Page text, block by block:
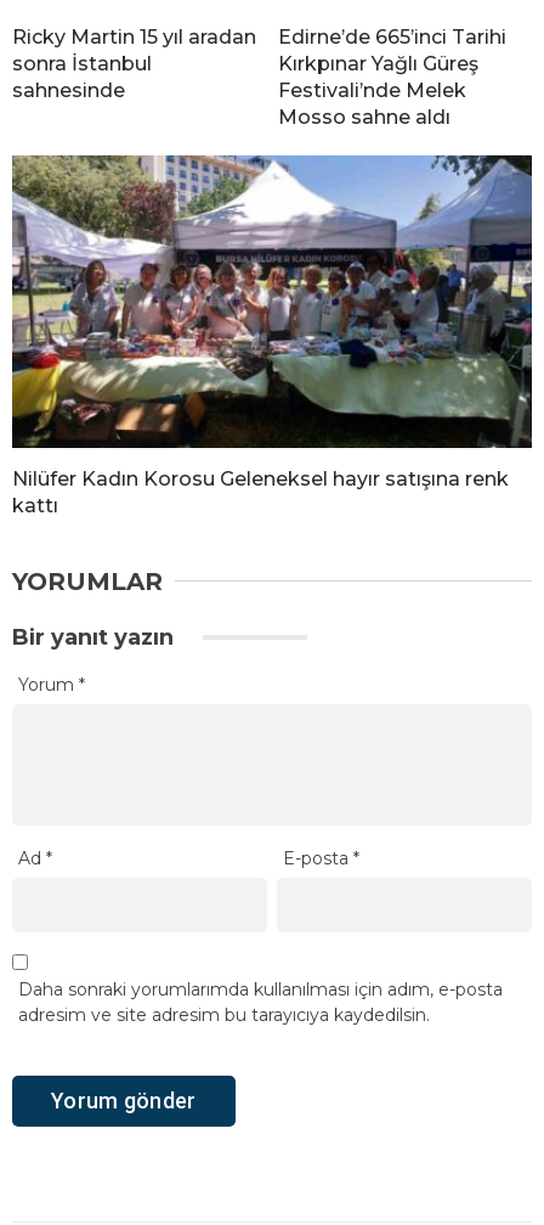
Ricky Martin 15 yıl aradan
sonra İstanbul
sahnesinde
Edirne’de 665’inci Tarihi
Kırkpınar Yağlı Güreş
Festivali’nde Melek
Mosso sahne aldı
Nilüfer Kadın Korosu Geleneksel hayır satışına renk
kattı
YORUMLAR
Bir yanıt yazın
Yorum *
Ad * E-posta*
Daha sonraki yorumlarımda kullanılması için adım, e-posta
adresim ve site adresim bu tarayıcıya kaydedilsin.